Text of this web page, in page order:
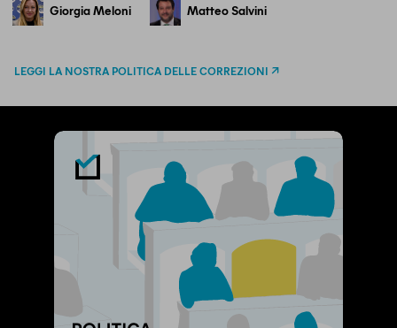
Giorgia Meloni Matteo Salvini
LEGGI LA NOSTRA POLITICA DELLE CORREZIONI